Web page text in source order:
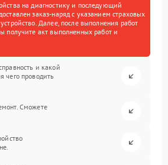
на диагностику и последующий
заказ-наряд с указанием страховых
Далее, после выполнения работ
получите акт выполненных работ и
и какой
чего проводить
Сможете